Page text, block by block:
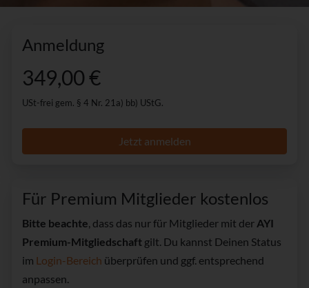
Anmeldung
349,00 €
USt-frei gem. § 4 Nr. 21a) bb) UStG.
Jetzt anmelden
Für Premium Mitglieder kostenlos
Bitte beachte , dass das nur für Mitglieder mit der AYI
Premium-Mitgliedschaft gilt. Du kannst Deinen Status
im Login-Bereich überprüfen und ggf. entsprechend
anpassen.